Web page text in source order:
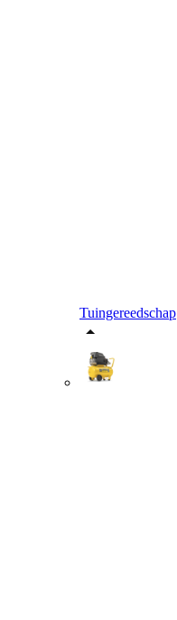
Tuingereedschap